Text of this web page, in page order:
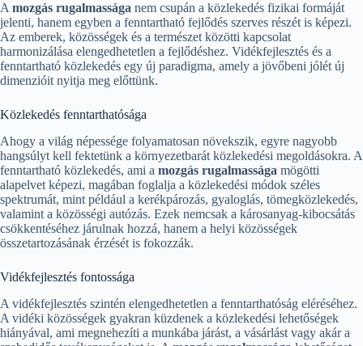
A mozgás rugalmassága nem csupán a közlekedés fizikai formáját
jelenti, hanem egyben a fenntartható fejlődés szerves részét is képezi.
Az emberek, közösségek és a természet közötti kapcsolat
harmonizálása elengedhetetlen a fejlődéshez. Vidékfejlesztés és a
fenntartható közlekedés egy új paradigma, amely a jövőbeni jólét új
dimenzióit nyitja meg előttünk.
Közlekedés fenntarthatósága
Ahogy a világ népessége folyamatosan növekszik, egyre nagyobb
hangsúlyt kell fektetünk a környezetbarát közlekedési megoldásokra. A
fenntartható közlekedés, ami a mozgás rugalmassága mögötti
alapelvet képezi, magában foglalja a közlekedési módok széles
spektrumát, mint például a kerékpározás, gyaloglás, tömegközlekedés,
valamint a közösségi autózás. Ezek nemcsak a károsanyag-kibocsátás
csökkentéséhez járulnak hozzá, hanem a helyi közösségek
összetartozásának érzését is fokozzák.
Vidékfejlesztés fontossága
A vidékfejlesztés szintén elengedhetetlen a fenntarthatóság eléréséhez.
A vidéki közösségek gyakran küzdenek a közlekedési lehetőségek
hiányával, ami megnehezíti a munkába járást, a vásárlást vagy akár a